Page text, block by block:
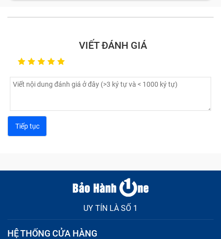
Không Nhận mà khách hàng mang tới trung tâm sửa:
có thể bạn đag sử dụng cục sạc không tương thích
với máy, hoặc màn hình bị lỗi khiến Ipad 8Th Không
thao thác khiến bạn vô cùng khó chịu.
không may làm rơi vớ chiếc máy tính bảng khiến vỏ
Ipad 8Th Không Nhận bị móp, méo, hay trầy xước
làm mất đi thẩm mĩ.
Các lỗi khác: Chiếc Ipad 8Th Không Nhận bị treo logo,
hỏng phím cứng, thiếu bộ nhớ,... Đừng lo vì đã có Bảo
Hành One sẽ giúp bạn khắc phục tất tần tật các lỗi này
khi đến trung tâm sửa chữa.
VIẾT ĐÁNH GIÁ
UY TÍN LÀ SỐ 1
HỆ THỐNG CỬA HÀNG